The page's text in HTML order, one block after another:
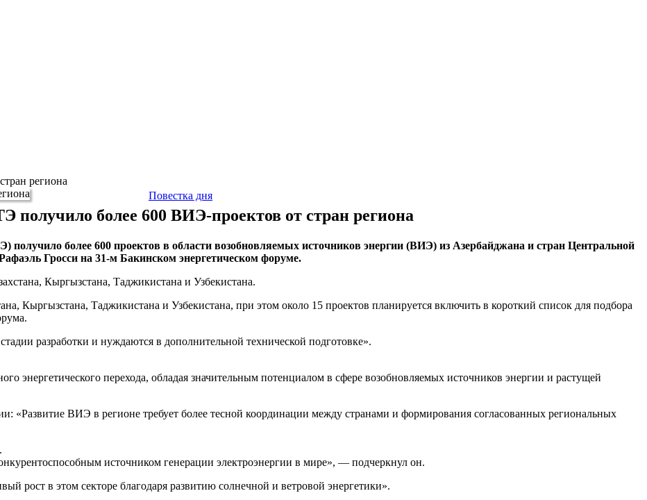
региона
Повестка дня
получило более 600 ВИЭ-проектов от стран региона
более 600 проектов в области возобновляемых источников энергии (ВИЭ) из Азербайджана и стран Центральной
Гросси на 31-м Бакинском энергетическом форуме.
Кыргызстана, Таджикистана и Узбекистана.
Кыргызстана, Таджикистана и Узбекистана, при этом около 15 проектов планируется включить в короткий список для подбора
разработки и нуждаются в дополнительной технической подготовке».
энергетического перехода, обладая значительным потенциалом в сфере возобновляемых источников энергии и растущей
«Развитие ВИЭ в регионе требует более тесной координации между странами и формирования согласованных региональных
источником генерации электроэнергии в мире», — подчеркнул он.
рост в этом секторе благодаря развитию солнечной и ветровой энергетики».